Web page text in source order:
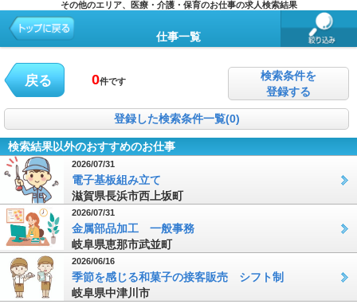
その他のエリア、医療・介護・保育のお仕事の求人検索結果
仕事一覧
戻る 0件です
検索条件を
登録する
登録した検索条件一覧(0)
検索結果以外のおすすめのお仕事
2026/07/31
電子基板組み立て
滋賀県長浜市西上坂町
2026/07/31
金属部品加工 一般事務
岐阜県恵那市武並町
2026/06/16
季節を感じる和菓子の接客販売 シフト制
岐阜県中津川市